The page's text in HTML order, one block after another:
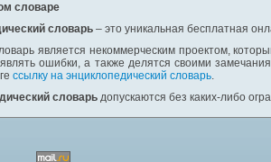
словаре
словарь – это уникальная бесплатная
является некоммерческим проектом,
ошибки, а также делятся своими
ссылку на энциклопедический словарь.
словарь допускаются без каких-либо